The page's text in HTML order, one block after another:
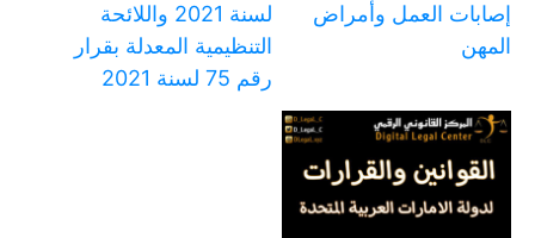
إصابات العمل وأمراض
المهن
لسنة 2021 واللائحة
التنظيمية المعدلة بقرار
رقم 75 لسنة 2021